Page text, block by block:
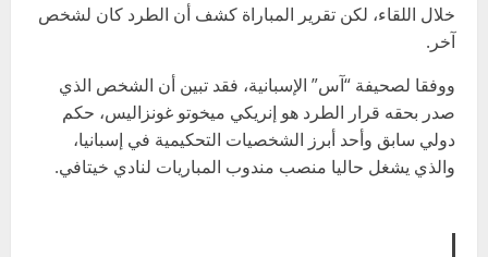
خلال اللقاء، لكن تقرير المباراة كشف أن الطرد كان لشخص
آخر.
ووفقا لصحيفة “آس” الإسبانية، فقد تبين أن الشخص الذي
صدر بحقه قرار الطرد هو إنريكي ميخوتو غونزاليس، حكم
دولي سابق وأحد أبرز الشخصيات التحكيمية في إسبانيا،
والذي يشغل حاليا منصب مندوب المباريات لنادي خيتافي.